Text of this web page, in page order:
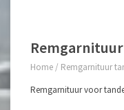
Home / Remgarnituur
Remgarnituur voor